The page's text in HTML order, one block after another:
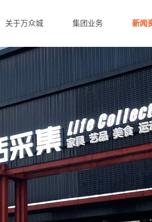
关于万众城 集团业务 新闻